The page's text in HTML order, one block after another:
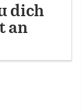
dich
an